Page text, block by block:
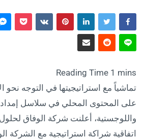
تماشياً مع استراتيجيتها في التوجه نحو
على المحتوى المحلي في سلاسل إمدادها
واللوجستية، أعلنت شركة الوفاق
اتفاقية شراكة استراتيجية مع الشركة